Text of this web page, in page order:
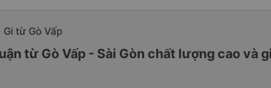
Gi từ Gò Vấp
từ Gò Vấp - Sài Gòn chất lượng cao và